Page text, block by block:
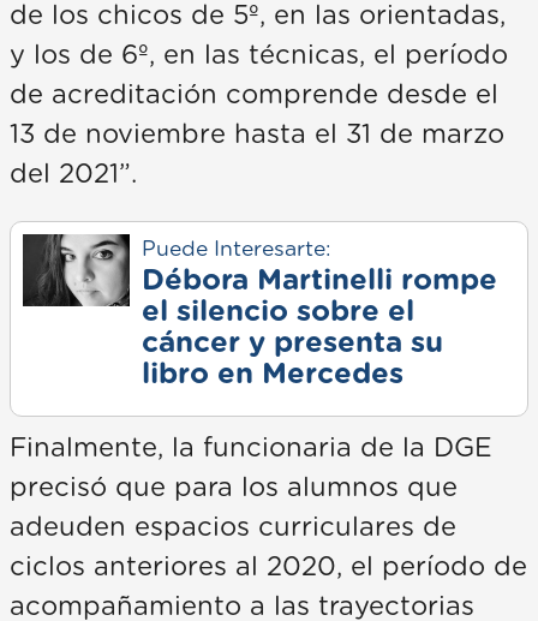
de los chicos de 5º, en las orientadas,
y los de 6º, en las técnicas, el período
de acreditación comprende desde el
13 de noviembre hasta el 31 de marzo
del 2021”.
Puede Interesarte:
Débora Martinelli rompe
el silencio sobre el
cáncer y presenta su
libro en Mercedes
Finalmente, la funcionaria de la DGE
precisó que para los alumnos que
adeuden espacios curriculares de
ciclos anteriores al 2020, el período de
acompañamiento a las trayectorias